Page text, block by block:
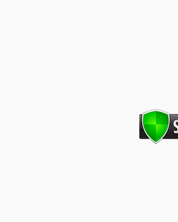
Incêndios